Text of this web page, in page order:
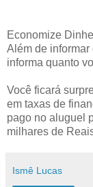
Economize
Além de
informa quanto
Você ficará
em taxas de
pago no aluguel
milhares de
Ismê Lucas